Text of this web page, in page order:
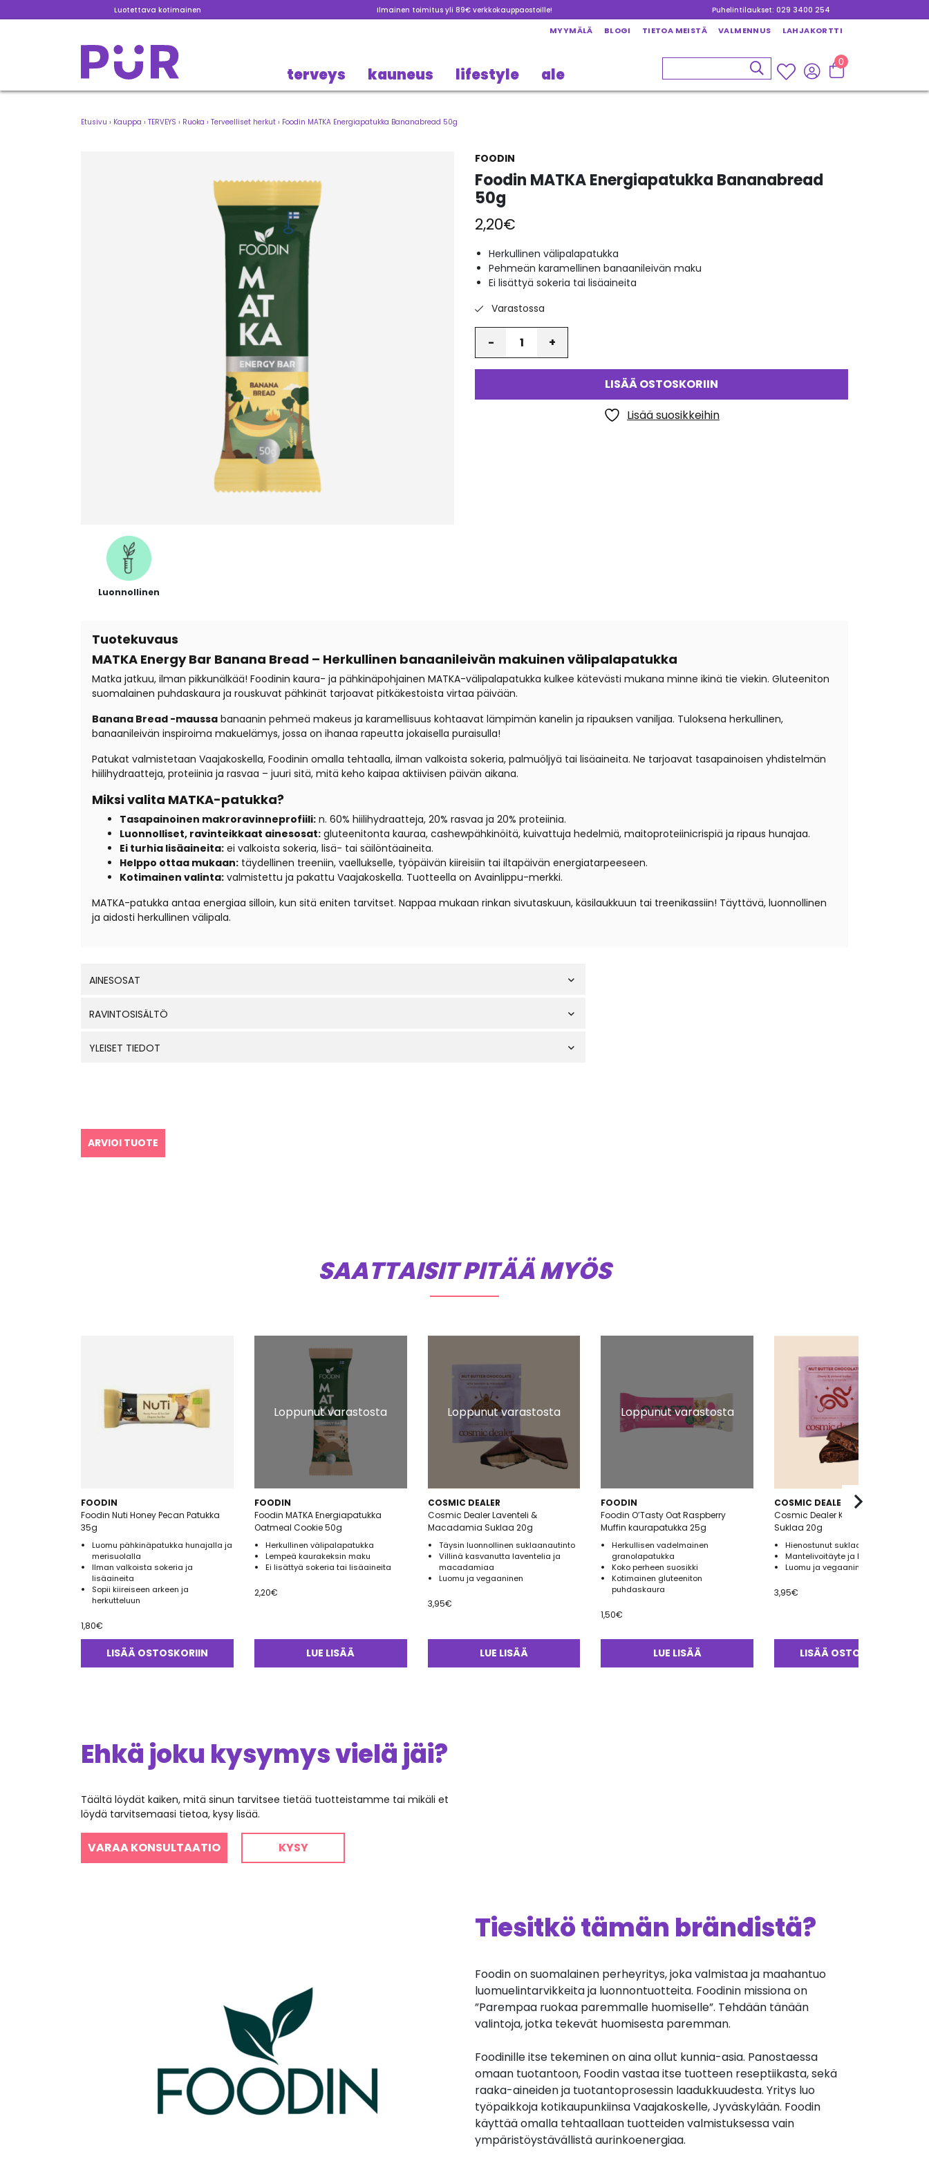
Luotettava kotimainen Ilmainen toimitus yli 89€ verkkokauppaostoille! Puhelintilaukset: 029 3400 254
MYYMÄLÄ BLOGI TIETOA MEISTÄ VALMENNUS LAHJAKORTTI
terveys kauneus lifestyle ale
0
Etusivu › Kauppa › TERVEYS › Ruoka › Terveelliset herkut › Foodin MATKA Energiapatukka Bananabread 50g
FOODIN
Foodin MATKA Energiapatukka Bananabread
50g
2,20€
Herkullinen välipalapatukka
Pehmeän karamellinen banaanileivän maku
Ei lisättyä sokeria tai lisäaineita
Varastossa
LISÄÄ OSTOSKORIIN
Lisää suosikkeihin
Luonnollinen
Tuotekuvaus
MATKA Energy Bar Banana Bread – Herkullinen banaanileivän makuinen välipalapatukka
Matka jatkuu, ilman pikkunälkää! Foodinin kaura- ja pähkinäpohjainen MATKA-välipalapatukka kulkee kätevästi mukana minne ikinä tie viekin. Gluteeniton
suomalainen puhdaskaura ja rouskuvat pähkinät tarjoavat pitkäkestoista virtaa päivään.
Banana Bread -maussa banaanin pehmeä makeus ja karamellisuus kohtaavat lämpimän kanelin ja ripauksen vaniljaa. Tuloksena herkullinen,
banaanileivän inspiroima makuelämys, jossa on ihanaa rapeutta jokaisella puraisulla!
Patukat valmistetaan Vaajakoskella, Foodinin omalla tehtaalla, ilman valkoista sokeria, palmuöljyä tai lisäaineita. Ne tarjoavat tasapainoisen yhdistelmän
hiilihydraatteja, proteiinia ja rasvaa – juuri sitä, mitä keho kaipaa aktiivisen päivän aikana.
Miksi valita MATKA-patukka?
Tasapainoinen makroravinneprofiili: n. 60% hiilihydraatteja, 20% rasvaa ja 20% proteiinia.
Luonnolliset, ravinteikkaat ainesosat: gluteenitonta kauraa, cashewpähkinöitä, kuivattuja hedelmiä, maitoproteiinicrispiä ja ripaus hunajaa.
Ei turhia lisäaineita: ei valkoista sokeria, lisä- tai säilöntäaineita.
Helppo ottaa mukaan: täydellinen treeniin, vaellukselle, työpäivän kiireisiin tai iltapäivän energiatarpeeseen.
Kotimainen valinta: valmistettu ja pakattu Vaajakoskella. Tuotteella on Avainlippu-merkki.
MATKA-patukka antaa energiaa silloin, kun sitä eniten tarvitset. Nappaa mukaan rinkan sivutaskuun, käsilaukkuun tai treenikassiin! Täyttävä, luonnollinen
ja aidosti herkullinen välipala.
AINESOSAT
RAVINTOSISÄLTÖ
YLEISET TIEDOT
ARVIOI TUOTE
SAATTAISIT PITÄÄ MYÖS
FOODIN
Foodin Nuti Honey Pecan Patukka
35g
Luomu pähkinäpatukka hunajalla ja
merisuolalla
Ilman valkoista sokeria ja
lisäaineita
Sopii kiireiseen arkeen ja
herkutteluun
1,80€
LISÄÄ OSTOSKORIIN
Loppunut varastosta
FOODIN
Foodin MATKA Energiapatukka
Oatmeal Cookie 50g
Herkullinen välipalapatukka
Lempeä kaurakeksin maku
Ei lisättyä sokeria tai lisäaineita
2,20€
LUE LISÄÄ
Loppunut varastosta
COSMIC DEALER
Cosmic Dealer Laventeli &
Macadamia Suklaa 20g
Täysin luonnollinen suklaanautinto
Villinä kasvanutta laventelia ja
macadamiaa
Luomu ja vegaaninen
3,95€
LUE LISÄÄ
Loppunut varastosta
FOODIN
Foodin O’Tasty Oat Raspberry
Muffin kaurapatukka 25g
Herkullisen vadelmainen
granolapatukka
Koko perheen suosikki
Kotimainen gluteeniton
puhdaskaura
1,50€
LUE LISÄÄ
COSMIC DEALER
Cosmic Dealer Kirsikka & Mantelivoi
Suklaa 20g
Hienostunut suklaaelämys
Mantelivoitäyte ja kirsikoita
Luomu ja vegaaninen
3,95€
LISÄÄ OSTOSKORIIN
Ehkä joku kysymys vielä jäi?
Täältä löydät kaiken, mitä sinun tarvitsee tietää tuotteistamme tai mikäli et
löydä tarvitsemaasi tietoa, kysy lisää.
VARAA KONSULTAATIO KYSY
Tiesitkö tämän brändistä?
Foodin on suomalainen perheyritys, joka valmistaa ja maahantuo
luomuelintarvikkeita ja luonnontuotteita. Foodinin missiona on
”Parempaa ruokaa paremmalle huomiselle”. Tehdään tänään
valintoja, jotka tekevät huomisesta paremman.
Foodinille itse tekeminen on aina ollut kunnia-asia. Panostaessa
omaan tuotantoon, Foodin vastaa itse tuotteen reseptiikasta, sekä
raaka-aineiden ja tuotantoprosessin laadukkuudesta. Yritys luo
työpaikkoja kotikaupunkiinsa Vaajakoskelle, Jyväskylään. Foodin
käyttää omalla tehtaallaan tuotteiden valmistuksessa vain
ympäristöystävällistä aurinkoenergiaa.